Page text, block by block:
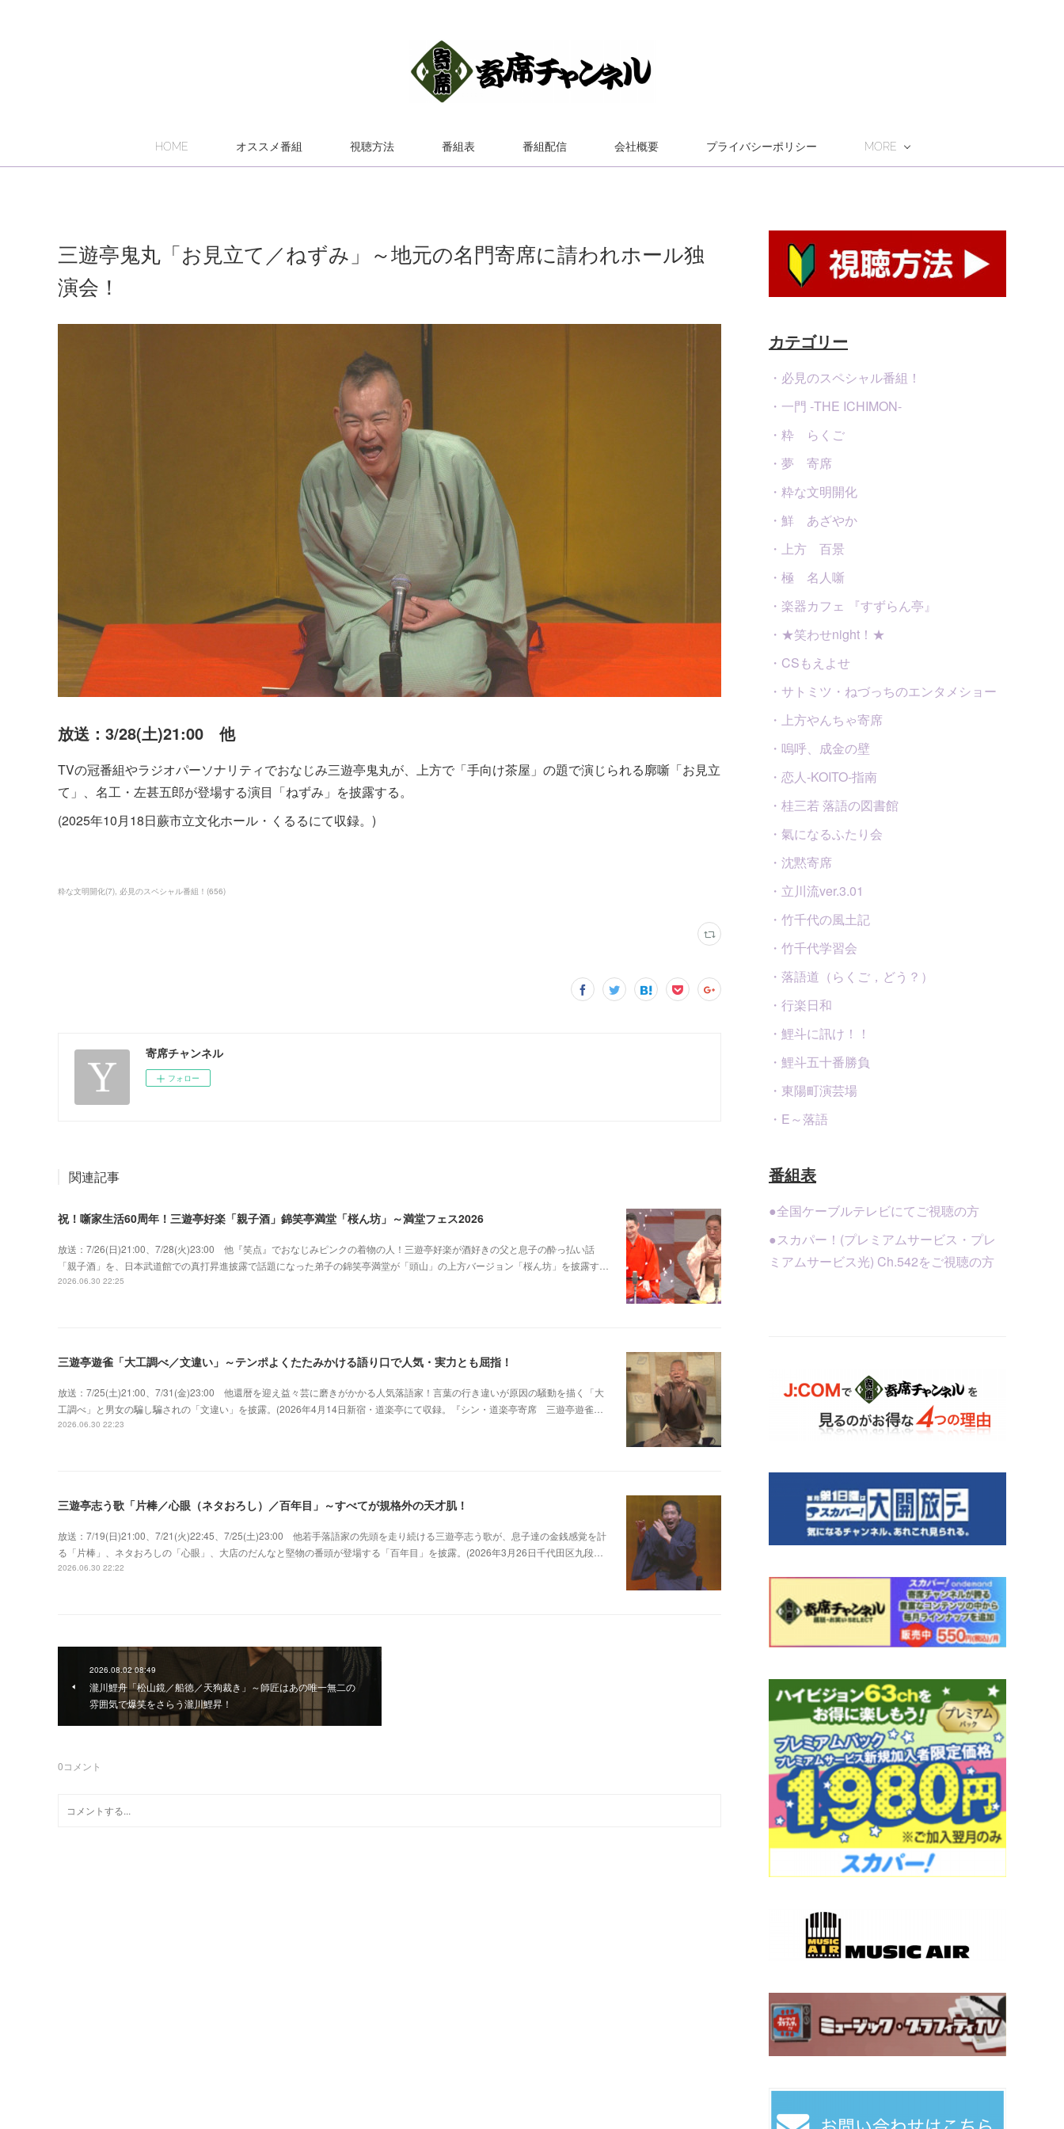
HOME オススメ番組 視聴方法 番組表 番組配信 会社概要 プライバシーポリシー MORE
三遊亭鬼丸「お見立て／ねずみ」～地元の名門寄席に請われホール独
演会！
放送：3/28(土)21:00 他
TVの冠番組やラジオパーソナリティでおなじみ三遊亭鬼丸が、上方で「手向け茶屋」の題で演じられる廓噺「お見立
て」、名工・左甚五郎が登場する演目「ねずみ」を披露する。
(2025年10月18日蕨市立文化ホール・くるるにて収録。)
粋な文明開化(7) 必見のスペシャル番組！ (656)
寄席チャンネル
フォロー
関連記事
祝！噺家生活60周年！三遊亭好楽「親子酒」錦笑亭満堂「桜ん坊」～満堂フェス2026
放送：7/26(日)21:00、7/28(火)23:00 他『笑点』でおなじみピンクの着物の人！三遊亭好楽が酒好きの父と息子の酔っ払い話
「親子酒」を、日本武道館での真打昇進披露で話題になった弟子の錦笑亭満堂が「頭山」の上方バージョン「桜ん坊」を披露す…
2026.06.30 22:25
三遊亭遊雀「大工調べ／文違い」～テンポよくたたみかける語り口で人気・実力とも屈指！
放送：7/25(土)21:00、7/31(金)23:00 他還暦を迎え益々芸に磨きがかかる人気落語家！言葉の行き違いが原因の騒動を描く「大
工調べ」と男女の騙し騙されの「文違い」を披露。(2026年4月14日新宿・道楽亭にて収録。『シン・道楽亭寄席 三遊亭遊雀…
2026.06.30 22:23
三遊亭志う歌「片棒／心眼（ネタおろし）／百年目」～すべてが規格外の天才肌！
放送：7/19(日)21:00、7/21(火)22:45、7/25(土)23:00 他若手落語家の先頭を走り続ける三遊亭志う歌が、息子達の金銭感覚を計
る「片棒」、ネタおろしの「心眼」、大店のだんなと堅物の番頭が登場する「百年目」を披露。(2026年3月26日千代田区九段…
2026.06.30 22:22
2026.08.02 08:49
瀧川鯉舟「松山鏡／船徳／天狗裁き」～師匠はあの唯一無二の
雰囲気で爆笑をさらう瀧川鯉昇！
0コメント
カテゴリー
・必見のスペシャル番組！
・一門 -THE ICHIMON-
・粋 らくご
・夢 寄席
・粋な文明開化
・鮮 あざやか
・上方 百景
・極 名人噺
・楽器カフェ 『すずらん亭』
・★笑わせnight！★
・CSもえよせ
・サトミツ・ねづっちのエンタメショー
・上方やんちゃ寄席
・嗚呼、成金の壁
・恋人-KOITO-指南
・桂三若 落語の図書館
・氣になるふたり会
・沈黙寄席
・立川流ver.3.01
・竹千代の風土記
・竹千代学習会
・落語道（らくご，どう？）
・行楽日和
・鯉斗に訊け！！
・鯉斗五十番勝負
・東陽町演芸場
・E～落語
番組表
●全国ケーブルテレビにてご視聴の方
●スカパー！(プレミアムサービス・プレ
ミアムサービス光) Ch.542をご視聴の方